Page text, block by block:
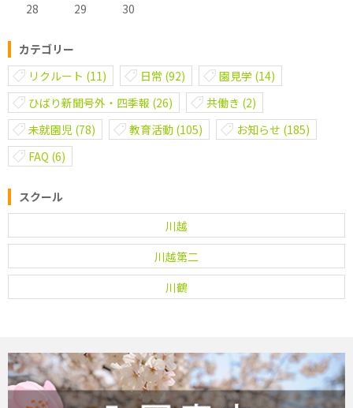
28 29 30
カテゴリー
リクルート (11) 日常 (92) 園見学 (14)
ひばり新聞号外・四季報 (26) 共働き (2)
未就園児 (78) 教育活動 (105) お知らせ (185)
FAQ (6)
スクール
川越
川越第二
川鶴